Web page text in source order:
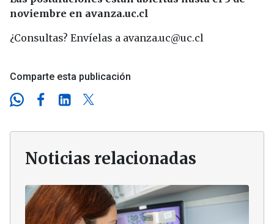
noviembre en avanza.uc.cl
¿Consultas? Envíelas a avanza.uc@uc.cl
Comparte esta publicación
Noticias relacionadas